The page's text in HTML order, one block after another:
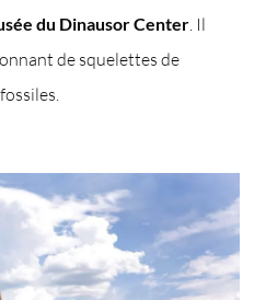
du Dinausor Center . Il
de squelettes de